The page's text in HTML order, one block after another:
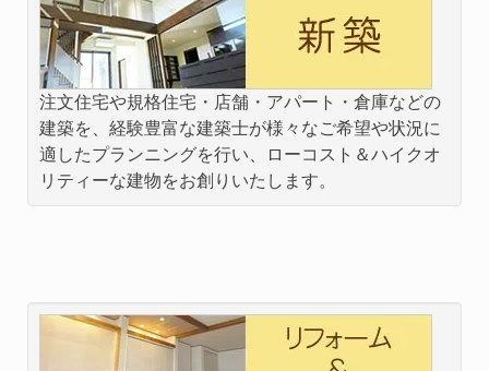
注文住宅や規格住宅・店舗・アパート・倉庫などの
建築を、経験豊富な建築士が様々なご希望や状況に
適したプランニングを行い、ローコスト＆ハイクオ
リティーな建物をお創りいたします。